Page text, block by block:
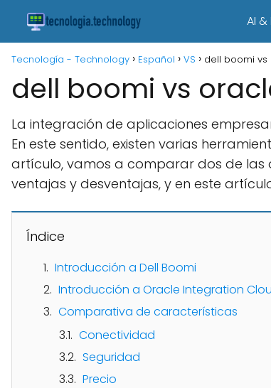
AI
Tecnología - Technology Español VS dell boomi
dell boomi vs
La integración de aplicaciones
En este sentido, existen varias
artículo, vamos a comparar dos de las
ventajas y desventajas, y en este
Índice
Introducción a Dell Boomi
Introducción a Oracle Integration
Comparativa de características
Conectividad
Seguridad
Precio